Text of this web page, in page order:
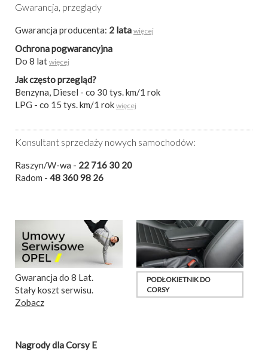
Gwarancja, przeglądy
Gwarancja producenta: 2 lata więcej
Ochrona pogwarancyjna
Do 8 lat więcej
Jak często przegląd?
Benzyna, Diesel - co 30 tys. km/1 rok
LPG - co 15 tys. km/1 rok więcej
Konsultant sprzedaży nowych samochodów:
Raszyn/W-wa - 22 716 30 20
Radom - 48 360 98 26
Gwarancja do 8 Lat.
Stały koszt serwisu.
Zobacz
PODŁOKIETNIK DO
CORSY
Nagrody dla Corsy E